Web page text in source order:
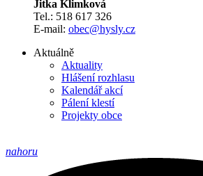
Jitka Klimková
Tel.: 518 617 326
E-mail: obec@hysly.cz
Aktuálně
Aktuality
Hlášení rozhlasu
Kalendář akcí
Pálení klestí
Projekty obce
nahoru